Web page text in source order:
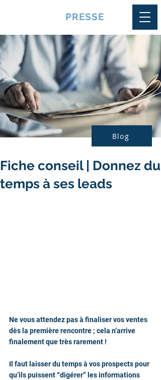
PRESSE
Blog
Fiche conseil | Donnez du
temps à ses leads
Ne vous attendez pas à finaliser vos ventes
dès la première rencontre ; cela n’arrive
finalement que très rarement !
Il faut laisser du temps à vos prospects pour
qu’ils puissent “digérer” les informations